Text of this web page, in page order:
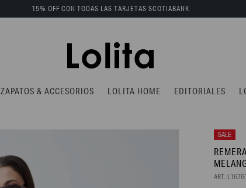
ZAPATOS & ACCESORIOS LOLITA HOME EDITORIALES
15% OFF CON TODAS LAS TARJETAS SCOTIABANK